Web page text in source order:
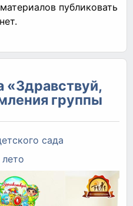
публиковать
«Здравствуй,
группы
сада
лето